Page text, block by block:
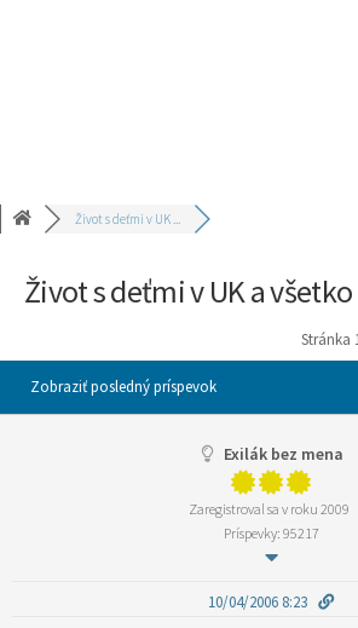
Život s deťmi v UK ...
Život s deťmi v UK a
Stránka
Zobraziť posledný príspevok
Exilák bez mena
Zaregistroval sa v roku 2009
Príspevky: 95217
10/04/2006 8:23